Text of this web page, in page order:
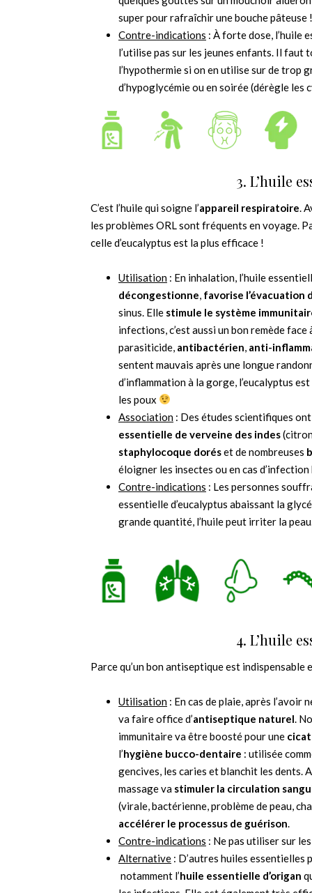
super pour rafraîchir une bouche pâteuse !
Contre-indications : À forte dose, l’huile
l’utilise pas sur les jeunes enfants. Il
l’hypothermie si on en utilise sur de trop
d’hypoglycémie ou en soirée (dérègle les
3. L’huile
C’est l’huile qui soigne l’appareil respiratoire.
les problèmes ORL sont fréquents en voyage.
celle d’eucalyptus est la plus efficace !
Utilisation : En inhalation, l’huile
décongestionne, favorise l’évacuation
sinus. Elle stimule le système
infections, c’est aussi un bon remède face
parasiticide, antibactérien, anti-
sentent mauvais après une longue
d’inflammation à la gorge, l’eucalyptus
les poux
Association : Des études scientifiques ont
essentielle de verveine des indes
staphylocoque doréset de nombreuses
éloigner les insectes ou en cas
Contre-indications : Les personnes
essentielle d’eucalyptus abaissant la
grande quantité, l’huile peut irriter la
4. L’huile
Parce qu’un bon antiseptique est indispensable
Utilisation : En cas de plaie, après l’avoir
va faire office d’antiseptique naturel .
immunitaire va être boosté pour une
l’hygiène bucco-dentaire : utilisée
gencives, les caries et blanchit les dents.
massage va stimuler la circulation
(virale, bactérienne, problème de peau,
accélérer le processus de guérison
Contre-indications : Ne pas utiliser sur
Alternative : D’autres huiles
notamment l’huile essentielle d’origan